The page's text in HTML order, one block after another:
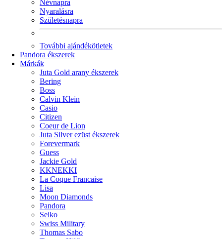
Névnapra
Nyaralásra
Születésnapra
További ajándékötletek
Pandora ékszerek
Márkák
Juta Gold arany ékszerek
Bering
Boss
Calvin Klein
Casio
Citizen
Coeur de Lion
Juta Silver ezüst ékszerek
Forevermark
Guess
Jackie Gold
KKNEKKI
La Coque Francaise
Lisa
Moon Diamonds
Pandora
Seiko
Swiss Military
Thomas Sabo